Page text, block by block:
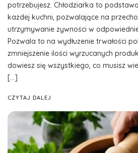
potrzebujesz. Chłodziarka to
każdej kuchni, pozwalające na
utrzymywanie żywności w
Pozwala to na wydłużenie trwałości
zmniejszenie ilości wyrzucanych
dowiesz się wszystkiego, co musisz
[…]
CZYTAJ DALEJ